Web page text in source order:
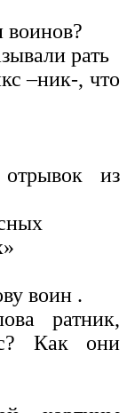
воинов?
рать
–ник-, что
из
воин .
ратник,
Как они